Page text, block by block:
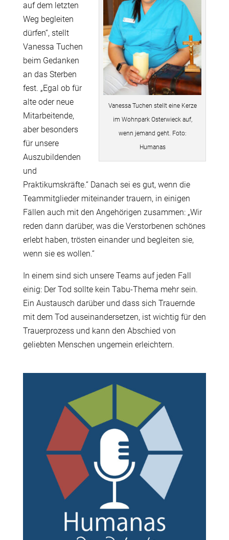
Vanessa Tuchen stellt eine Kerze
im Wohnpark Osterwieck auf,
wenn jemand geht. Foto:
Humanas
auf dem letzten
Weg begleiten
dürfen“, stellt
Vanessa Tuchen
beim Gedanken
an das Sterben
fest. „Egal ob für
alte oder neue
Mitarbeitende,
aber besonders
für unsere
Auszubildenden
und
Praktikumskräfte.“ Danach sei es gut, wenn die
Teammitglieder miteinander trauern, in einigen
Fällen auch mit den Angehörigen zusammen: „Wir
reden dann darüber, was die Verstorbenen schönes
erlebt haben, trösten einander und begleiten sie,
wenn sie es wollen.“
In einem sind sich unsere Teams auf jeden Fall
einig: Der Tod sollte kein Tabu-Thema mehr sein.
Ein Austausch darüber und dass sich Trauernde
mit dem Tod auseinandersetzen, ist wichtig für den
Trauerprozess und kann den Abschied von
geliebten Menschen ungemein erleichtern.